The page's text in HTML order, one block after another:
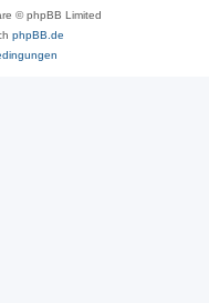
© phpBB Limited
phpBB.de